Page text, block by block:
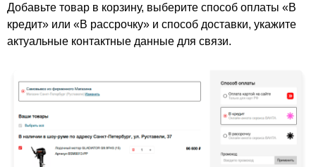
Добавьте товар в корзину, выберите способ оплаты «В
кредит» или «В рассрочку» и способ доставки, укажите
актуальные контактные данные для связи.